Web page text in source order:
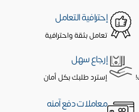
إحترافية التعامل
تعامل بثقة واحترافية
إرجاع سهل
إسترد طلبك بكل أمان
معاملات دفع آمنه